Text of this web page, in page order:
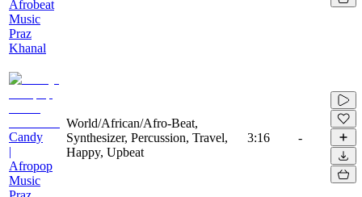
Afrobeat
Music
Praz
Khanal
Candy
|
Afropop
Music
World/African/Afro-Beat,
Synthesizer, Percussion, Travel,
Happy, Upbeat
3:16 -